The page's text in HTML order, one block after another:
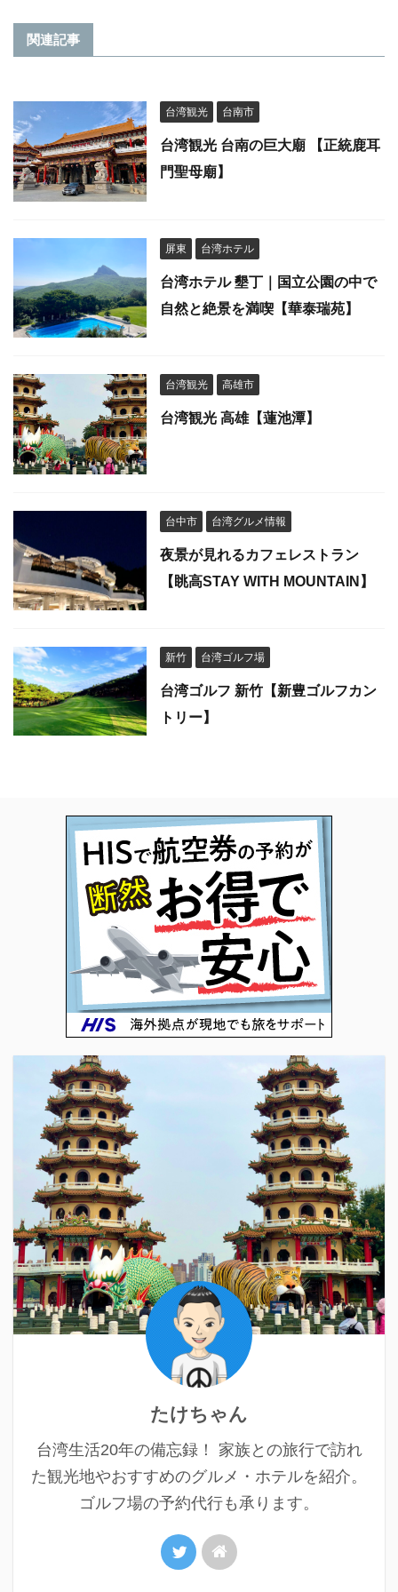
関連記事
台湾観光 台南市
台湾観光 台南の巨大廟 【正統鹿耳
門聖母廟】
屏東 台湾ホテル
台湾ホテル 墾丁｜国立公園の中で
自然と絶景を満喫【華泰瑞苑】
台湾観光 高雄市
台湾観光 高雄【蓮池潭】
台中市 台湾グルメ情報
夜景が見れるカフェレストラン
【眺高STAY WITH MOUNTAIN】
新竹 台湾ゴルフ場
台湾ゴルフ 新竹【新豊ゴルフカン
トリー】
たけちゃん
台湾生活20年の備忘録！ 家族との旅行で訪れ
た観光地やおすすめのグルメ・ホテルを紹介。
ゴルフ場の予約代行も承ります。